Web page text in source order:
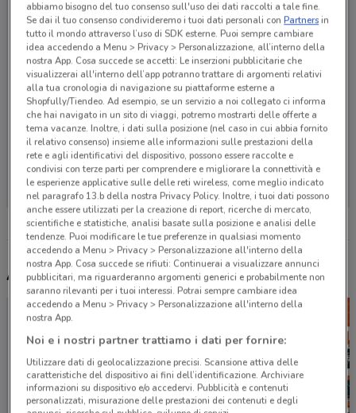
Non ci sono negozi nelle vicinanze
Altri volantini nelle vicinanze
abbiamo bisogno del tuo consenso sull'uso dei dati raccolti a tale fine.
Se dai il tuo consenso condivideremo i tuoi dati personali conPartnersin
tutto il mondo attraverso l’uso di SDK esterne. Puoi sempre cambiare
idea accedendo a Menu > Privacy > Personalizzazione, all’interno della
nostra App. Cosa succede se accetti: Le inserzioni pubblicitarie che
visualizzerai all'interno dell’app potranno trattare di argomenti relativi
alla tua cronologia di navigazione su piattaforme esterne a
Shopfully/Tiendeo. Ad esempio, se un servizio a noi collegato ci informa
che hai navigato in un sito di viaggi, potremo mostrarti delle offerte a
tema vacanze. Inoltre, i dati sulla posizione (nel caso in cui abbia fornito
il relativo consenso) insieme alle informazioni sulle prestazioni della
rete e agli identificativi del dispositivo, possono essere raccolte e
condivisi con terze parti per comprendere e migliorare la connettività e
le esperienze applicative sulle delle reti wireless, come meglio indicato
nel paragrafo 13.b della nostra Privacy Policy. Inoltre, i tuoi dati possono
anche essere utilizzati per la creazione di report, ricerche di mercato,
scientifiche e statistiche, analisi basate sulla posizione e analisi delle
tendenze. Puoi modificare le tue preferenze in qualsiasi momento
accedendo a Menu > Privacy > Personalizzazione all'interno della
nostra App. Cosa succede se rifiuti: Continuerai a visualizzare annunci
pubblicitari, ma riguarderanno argomenti generici e probabilmente non
saranno rilevanti per i tuoi interessi. Potrai sempre cambiare idea
accedendo a Menu > Privacy > Personalizzazione all'interno della
nostra App.
Noi e i nostri partner trattiamo i dati per fornire:
Utilizzare dati di geolocalizzazione precisi. Scansione attiva delle
caratteristiche del dispositivo ai fini dell’identificazione. Archiviare
informazioni su dispositivo e/o accedervi. Pubblicità e contenuti
personalizzati, misurazione delle prestazioni dei contenuti e degli